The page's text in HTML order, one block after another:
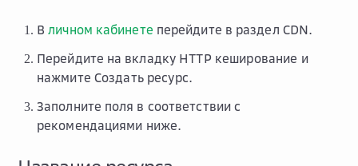
Вличном кабинете перейдите в раздел CDN.
Перейдите на вкладку HTTP кеширование и
нажмите Создать ресурс.
Заполните поля в соответствии с
рекомендациями ниже.